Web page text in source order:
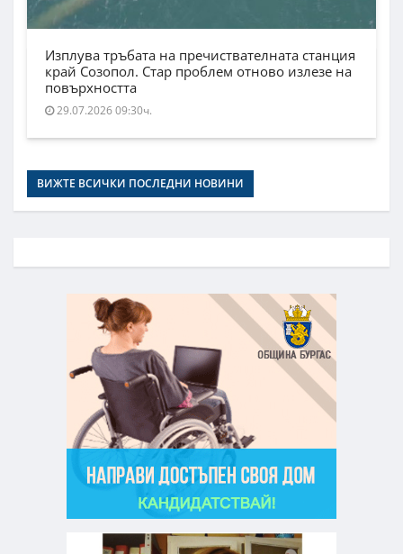
Изплува тръбата на пречиствателната станция
край Созопол. Стар проблем отново излезе на
повърхността
29.07.2026 09:30ч.
ВИЖТЕ ВСИЧКИ ПОСЛЕДНИ НОВИНИ